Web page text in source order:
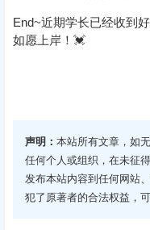
End~近期学长已经收到
如愿上岸！💓
声明： 本站所有文章，如
任何个人或组织，在未征
发布本站内容到任何网站
犯了原著者的合法权益，